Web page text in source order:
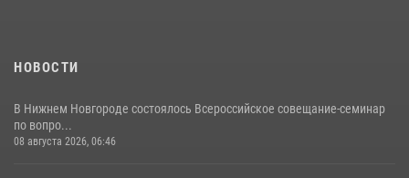
НОВОСТИ
В Нижнем Новгороде состоялось Всероссийское совещание-семинар
по вопро...
08 августа 2026, 06:46